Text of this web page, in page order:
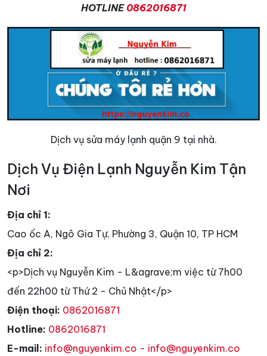
HOTLINE 0862016871
Dịch vụ sửa máy lạnh quận 9 tại nhà.
Dịch Vụ Điện Lạnh Nguyễn Kim Tận
Nơi
Địa chỉ 1:
Cao ốc A, Ngô Gia Tự, Phường 3, Quận 10, TP HCM
Địa chỉ 2:
<p>Dịch vụ Nguyễn Kim - L&agrave;m việc từ 7h00
đến 22h00 từ Thứ 2 - Chủ Nhật</p>
Điện thoại: 0862016871
Hotline: 0862016871
E-mail: info@nguyenkim.co - info@nguyenkim.co